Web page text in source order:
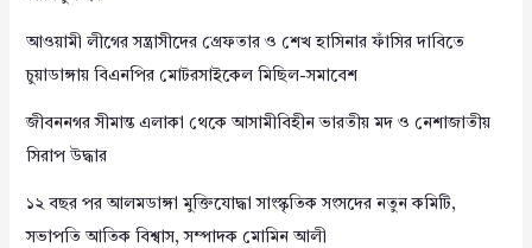
আওয়ামী লীগের সন্ত্রাসীদের গ্রেফতার ও শেখ হাসিনার ফাঁসির দাবিতে
চুয়াডাঙ্গায় বিএনপির মোটরসাইকেল মিছিল-সমাবেশ
জীবননগর সীমান্ত এলাকা থেকে আসামীবিহীন ভারতীয় মদ ও নেশাজাতীয়
সিরাপ উদ্ধার
১২ বছর পর আলমডাঙ্গা মুক্তিযোদ্ধা সাংস্কৃতিক সংসদের নতুন কমিটি,
সভাপতি আতিক বিশ্বাস, সম্পাদক মোমিন আলী